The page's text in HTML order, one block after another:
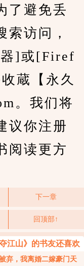
了避免丢
索访问，
器]或[Firef
蔵【永久
。我们将
议你注册
阅读更方
下一章
回顶部↑
江山》的书友还喜欢
弃，我离婚二嫁豪门天